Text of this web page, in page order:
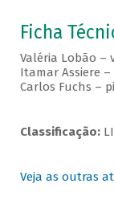
Ficha
Valéria Lobão –
Itamar Assiere
Carlos Fuchs –
Classificação:
Veja as outras